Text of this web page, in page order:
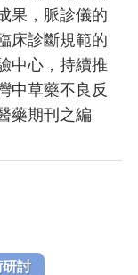
果，脈診儀的
床診斷規範的
中心，持續推
中草藥不良反
藥期刊之編
討